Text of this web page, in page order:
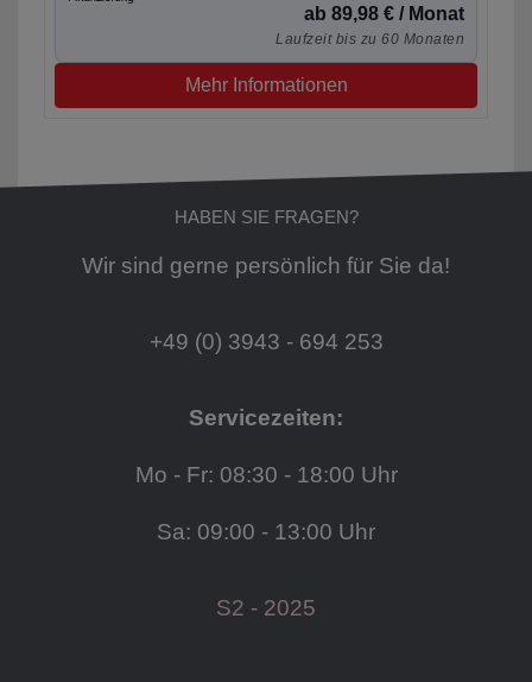
ab 89,98 € / Monat
Laufzeit bis zu 60 Monaten
Mehr Informationen
HABEN SIE FRAGEN?
Wir sind gerne persönlich für Sie da!
+49 (0) 3943 - 694 253
Servicezeiten:
Mo - Fr: 08:30 - 18:00 Uhr
Sa: 09:00 - 13:00 Uhr
S2 - 2025